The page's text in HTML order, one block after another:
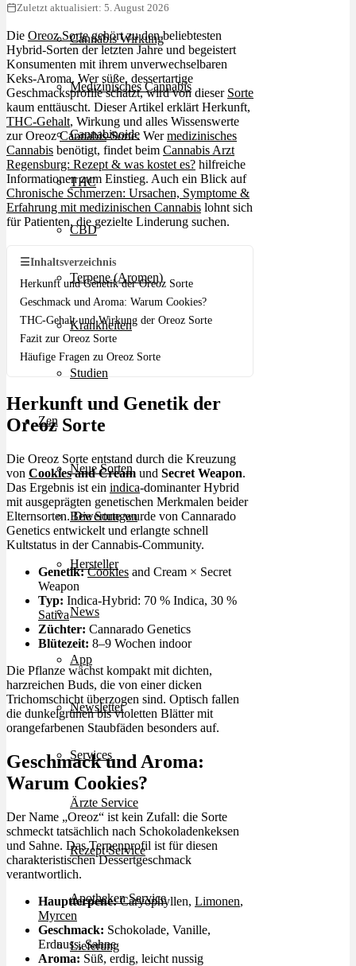
Cannabis Wirkung
Medizinisches Cannabis
Cannabinoide
THC
CBD
Terpene (Aromen)
Krankheiten
Studien
Zen
Neue Sorten
Bewertungen
Hersteller
News
App
Newsletter
Services
Ärzte Service
Rezept Service
Apotheken Service
Lieferung
Zuletzt aktualisiert: 5. August 2026
Die Oreoz Sortegehört zu den beliebtesten
Hybrid-Sorten der letzten Jahre und begeistert
Konsumenten mit ihrem unverwechselbaren
Keks-Aroma. Wer süße, dessertartige
Geschmacksprofile schätzt, wird von dieser Sorte
kaum enttäuscht. Dieser Artikel erklärt Herkunft,
THC-Gehalt, Wirkung und alles Wissenswerte
zur OreozCannabis-Sorte. Wermedizinisches
Cannabis benötigt, findet beim Cannabis Arzt
Regensburg: Rezept & was kostet es? hilfreiche
Informationen zum Einstieg. Auch ein Blick auf
Chronische Schmerzen: Ursachen, Symptome &
Erfahrung mit medizinischen Cannabis lohnt sich
für Patienten, die gezielte Linderung suchen.
☰Inhaltsverzeichnis
Herkunft und Genetik der Oreoz Sorte
Geschmack und Aroma: Warum Cookies?
THC-Gehalt und Wirkung der Oreoz Sorte
Fazit zur Oreoz Sorte
Häufige Fragen zu Oreoz Sorte
Herkunft und Genetik der
Oreoz Sorte
Die Oreoz Sorte entstand durch die Kreuzung
von Cookiesand Cream und Secret Weapon.
Das Ergebnis ist ein indica-dominanter Hybrid
mit ausgeprägten genetischen Merkmalen beider
Elternsorten. Die Sorte wurde von Cannarado
Genetics entwickelt und erlangte schnell
Kultstatus in der Cannabis-Community.
Genetik: Cookies and Cream × Secret
Weapon
Typ: Indica-Hybrid: 70 % Indica, 30 %
Sativa
Züchter: Cannarado Genetics
Blütezeit: 8–9 Wochen indoor
Die Pflanze wächst kompakt mit dichten,
harzreichen Buds, die von einer dicken
Trichomschicht überzogen sind. Optisch fallen
die dunkelgrünen bis violetten Blätter mit
orangefarbenen Staubfäden besonders auf.
Geschmack und Aroma:
Warum Cookies?
Der Name „Oreoz“ ist kein Zufall: die Sorte
schmeckt tatsächlich nach Schokoladenkeksen
und Sahne. Das Terpenprofil ist für diesen
charakteristischen Dessertgeschmack
verantwortlich.
Hauptterpene:Caryophyllen, Limonen,
Myrcen
Geschmack: Schokolade, Vanille,
Erdnuss, Sahne
Aroma: Süß, erdig, leicht nussig